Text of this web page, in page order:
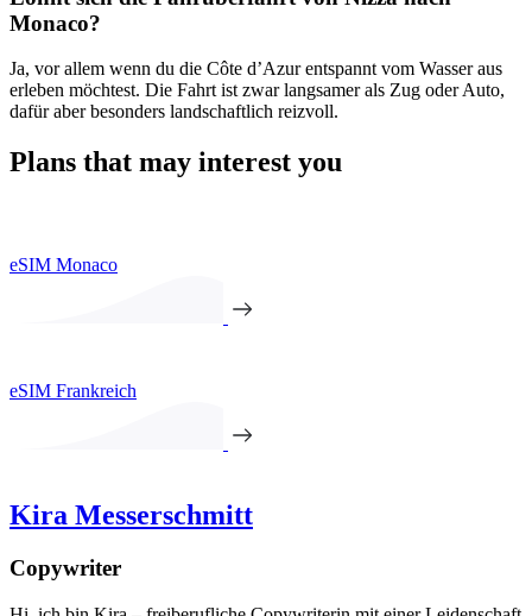
Monaco?
Ja, vor allem wenn du die Côte d’Azur entspannt vom Wasser aus
erleben möchtest. Die Fahrt ist zwar langsamer als Zug oder Auto,
dafür aber besonders landschaftlich reizvoll.
Plans that may interest you
eSIM Monaco
eSIM Frankreich
Kira Messerschmitt
Copywriter